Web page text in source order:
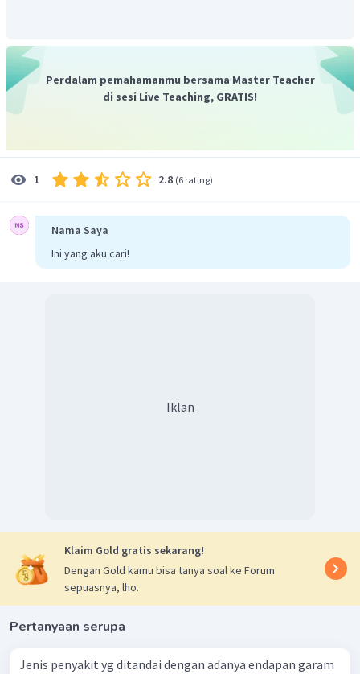
Perdalam pemahamanmu bersama Master Teacher
di sesi Live Teaching, GRATIS!
1 2.8 (6 rating)
Nama Saya
Iklan
Klaim Gold gratis sekarang!
Dengan Gold kamu bisa tanya soal ke Forum
sepuasnya, lho.
Pertanyaan serupa
Jenis penyakit yg ditandai dengan adanya endapan garam